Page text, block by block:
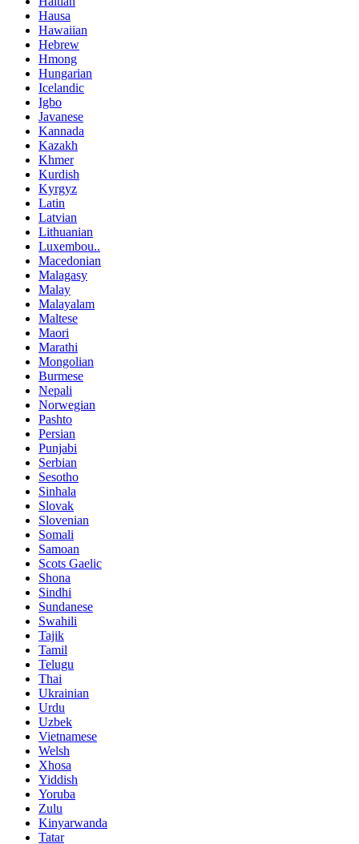
Hausa
Hawaiian
Hebrew
Hmong
Hungarian
Icelandic
Igbo
Javanese
Kannada
Kazakh
Khmer
Kurdish
Kyrgyz
Latin
Latvian
Lithuanian
Luxembou..
Macedonian
Malagasy
Malay
Malayalam
Maltese
Maori
Marathi
Mongolian
Burmese
Nepali
Norwegian
Pashto
Persian
Punjabi
Serbian
Sesotho
Sinhala
Slovak
Slovenian
Somali
Samoan
Scots Gaelic
Shona
Sindhi
Sundanese
Swahili
Tajik
Tamil
Telugu
Thai
Ukrainian
Urdu
Uzbek
Vietnamese
Welsh
Xhosa
Yiddish
Yoruba
Zulu
Kinyarwanda
Tatar